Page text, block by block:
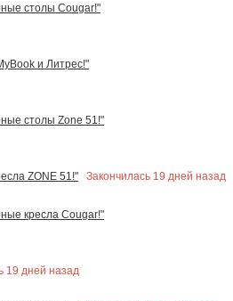
столы Cougar!"
и Литрес!"
столы Zone 51!"
ZONE 51!"
Закончилась 19 дней назад
кресла Cougar!"
19 дней назад